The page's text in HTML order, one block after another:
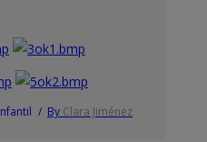
By Clara Jiménez